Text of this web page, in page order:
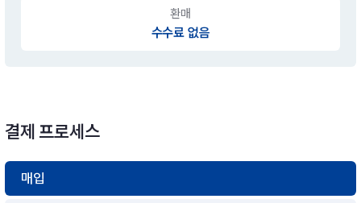
환매
수수료 없음
결제 프로세스
매입